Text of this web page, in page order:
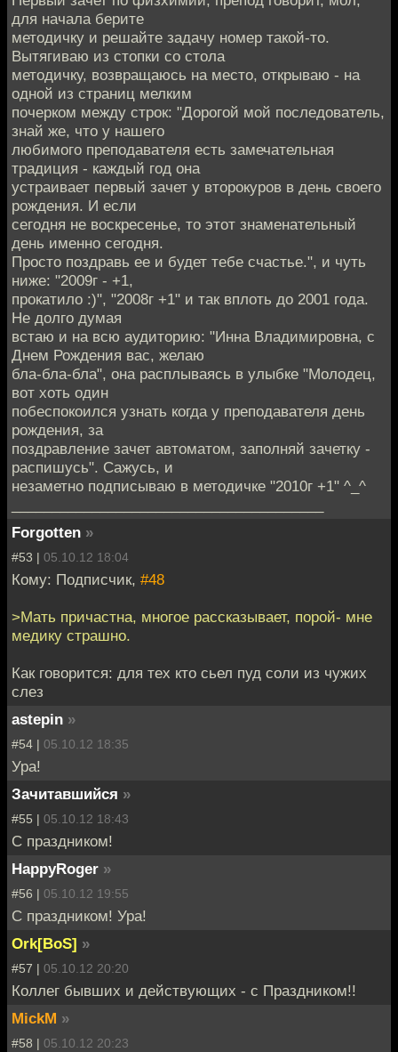
для начала берите
методичку и решайте задачу номер такой-то.
Вытягиваю из стопки со стола
методичку, возвращаюсь на место, открываю - на
одной из страниц мелким
почерком между строк: "Дорогой мой последователь,
знай же, что у нашего
любимого преподавателя есть замечательная
традиция - каждый год она
устраивает первый зачет у второкуров в день своего
рождения. И если
сегодня не воскресенье, то этот знаменательный
день именно сегодня.
Просто поздравь ее и будет тебе счастье.", и чуть
ниже: "2009г - +1,
прокатило :)", "2008г +1" и так вплоть до 2001 года.
Не долго думая
встаю и на всю аудиторию: "Инна Владимировна, с
Днем Рождения вас, желаю
бла-бла-бла", она расплываясь в улыбке "Молодец,
вот хоть один
побеспокоился узнать когда у преподавателя день
рождения, за
поздравление зачет автоматом, заполняй зачетку -
распишусь". Сажусь, и
незаметно подписываю в методичке "2010г +1" ^_^
Forgotten »
#53 | 05.10.12 18:04
Кому: Подписчик, #48
>Мать причастна, многое рассказывает, порой- мне
медику страшно.
Как говорится: для тех кто сьел пуд соли из чужих
слез
astepin »
#54 | 05.10.12 18:35
Ура!
Зачитавшийся »
#55 | 05.10.12 18:43
С праздником!
HappyRoger »
#56 | 05.10.12 19:55
C праздником! Ура!
Ork[BoS] »
#57 | 05.10.12 20:20
Коллег бывших и действующих - с Праздником!!
MickM »
#58 | 05.10.12 20:23